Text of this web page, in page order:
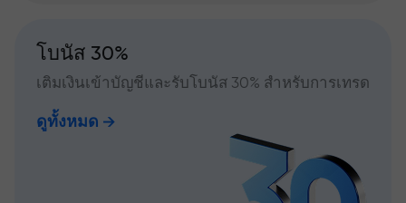
โบนัส 30%
เติมเงินเข้าบัญชีและรับโบนัส 30% สำหรับการเทรด
ดูทั้งหมด